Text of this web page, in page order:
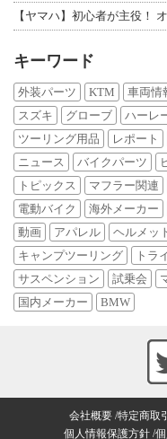
【ヤマハ】初心者が主役！
キーワード
外装パーツ KTM 車両情
スズキ
グローブ ハーレ
ツーリング用品
レポート
ニュース
バイクパーツ
トピックス
マフラー関連
電動バイク
海外メーカー
動画
アパレル ヘルメッ
キャンプツーリング
トラ
サスペンション
試乗会
国内メーカー
BMW
会社概要 特定商取
個人情報保護方針